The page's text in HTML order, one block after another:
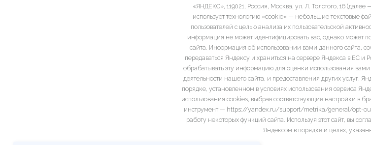
«ЯНДЕКС», 119021, Россия, Москва, ул. Л. Толстого, 16
использует технологию «cookie» — небольшие текстовые
пользователей с целью анализа их пользовательской
информация не может идентифицировать вас, однако может
сайта. Информация об использовании вами данного сайта,
передаваться Яндексу и храниться на сервере Яндекса в ЕС и
обрабатывать эту информацию для оценки использования вами
деятельности нашего сайта, и предоставления других услуг.
порядке, установленном в условиях использования сервиса
использования cookies, выбрав соответствующие настройки в
инструмент — https://yandex.ru/support/metrika/general/opt-
работу некоторых функций сайта. Используя этот сайт, вы
Яндексом в порядке и целях,